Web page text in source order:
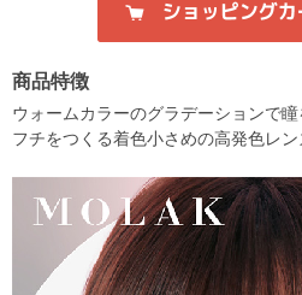
商品特徴
ウォームカラーのグラデーションで
フチをつくる着色小さめの高発色レン